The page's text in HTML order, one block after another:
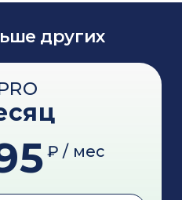
других
₽ / мес